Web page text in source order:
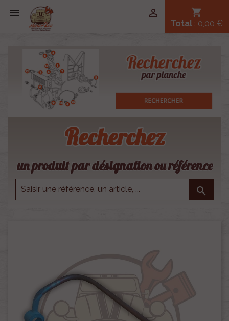
 shopping_cart
Total : 0,00 €

Recherchez
un produit par désignation ou référence
